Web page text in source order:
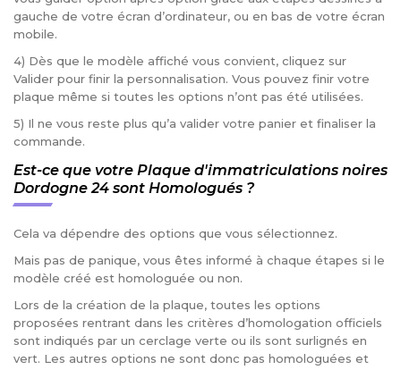
gauche de votre écran d’ordinateur, ou en bas de votre écran
mobile.
4) Dès que le modèle affiché vous convient, cliquez sur
Valider pour finir la personnalisation. Vous pouvez finir votre
plaque même si toutes les options n’ont pas été utilisées.
5) Il ne vous reste plus qu’a valider votre panier et finaliser la
commande.
Est-ce que votre Plaque d'immatriculations noires
Dordogne 24 sont Homologués ?
Cela va dépendre des options que vous sélectionnez.
Mais pas de panique, vous êtes informé à chaque étapes si le
modèle créé est homologuée ou non.
Lors de la création de la plaque, toutes les options
proposées rentrant dans les critères d’homologation officiels
sont indiqués par un cerclage verte ou ils sont surlignés en
vert. Les autres options ne sont donc pas homologuées et